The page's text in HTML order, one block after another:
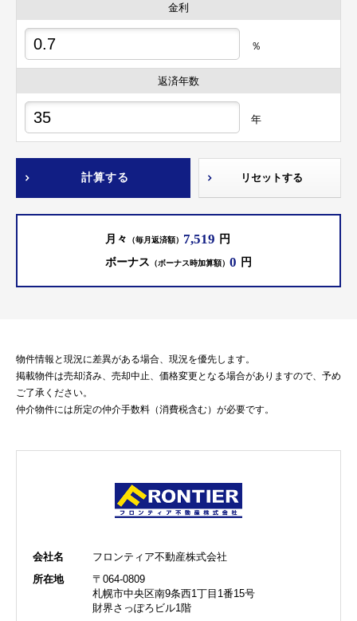
金利
％
返済年数
年
計算する リセットする
月々 （毎月返済額） 7,519 円
ボーナス （ボーナス時加算額） 0 円
物件情報と現況に差異がある場合、現況を優先します。
掲載物件は売却済み、売却中止、価格変更となる場合がありますので、予め
ご了承ください。
仲介物件には所定の仲介手数料（消費税含む）が必要です。
会社名
フロンティア不動産株式会社
所在地
〒064-0809
札幌市中央区南9条西1丁目1番15号
財界さっぽろビル1階